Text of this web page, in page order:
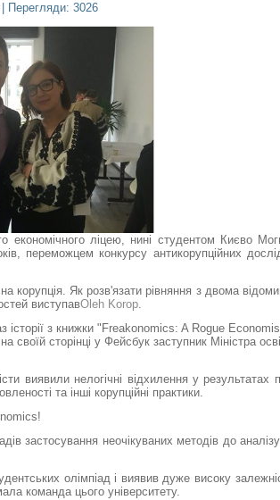
| Перегляди: 3026
економічного ліцею, нині студентом Києво
переможцем конкурсу антикорупційних
корупція. Як розв'язати рівняння з двома
виступавOleh Korop.
історії з книжки "Freakonomics: A Rogue
сторінці у Фейсбук заступник Міністра
виявили нелогічні відхилення у результатах
та інші корупційні практики.
застосування неочікуваних методів до аналізу
олімпіад і виявив дуже високу
команда цього університету.